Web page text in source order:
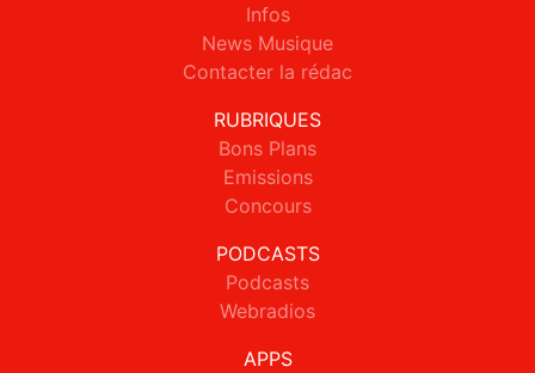
Infos
News Musique
Contacter la rédac
RUBRIQUES
Bons Plans
Emissions
Concours
PODCASTS
Podcasts
Webradios
APPS